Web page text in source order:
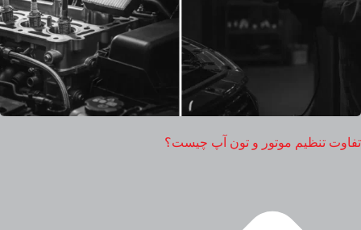
تفاوت تنظیم موتور و تون آپ چیست؟